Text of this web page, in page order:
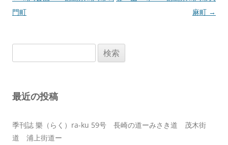
稿
ョ
門町
麻町 →
索:
最近の投稿
季刊誌 樂（らく）ra-ku 59号 長崎の道ーみさき道 茂木街
道 浦上街道ー